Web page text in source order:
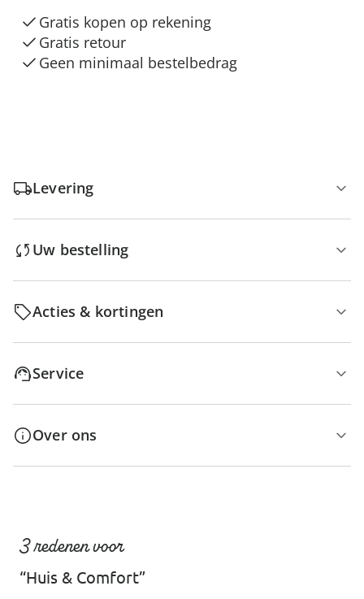
Gratis kopen op rekening
Gratis retour
Geen minimaal bestelbedrag
Levering
Uw bestelling
Acties & kortingen
Service
Over ons
3 redenen voor
“Huis & Comfort”